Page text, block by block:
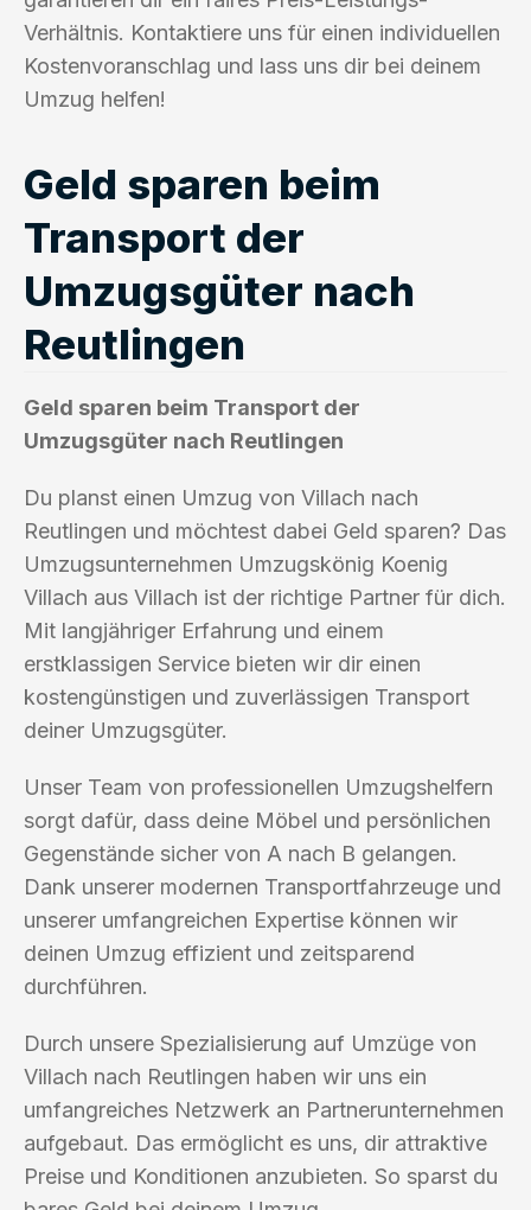
Verhältnis. Kontaktiere uns für einen individuellen
Kostenvoranschlag und lass uns dir bei deinem
Umzug helfen!
Geld sparen beim
Transport der
Umzugsgüter nach
Reutlingen
Geld sparen beim Transport der
Umzugsgüter nach Reutlingen
Du planst einen Umzug von Villach nach
Reutlingen und möchtest dabei Geld sparen? Das
Umzugsunternehmen Umzugskönig Koenig
Villach aus Villach ist der richtige Partner für dich.
Mit langjähriger Erfahrung und einem
erstklassigen Service bieten wir dir einen
kostengünstigen und zuverlässigen Transport
deiner Umzugsgüter.
Unser Team von professionellen Umzugshelfern
sorgt dafür, dass deine Möbel und persönlichen
Gegenstände sicher von A nach B gelangen.
Dank unserer modernen Transportfahrzeuge und
unserer umfangreichen Expertise können wir
deinen Umzug effizient und zeitsparend
durchführen.
Durch unsere Spezialisierung auf Umzüge von
Villach nach Reutlingen haben wir uns ein
umfangreiches Netzwerk an Partnerunternehmen
aufgebaut. Das ermöglicht es uns, dir attraktive
Preise und Konditionen anzubieten. So sparst du